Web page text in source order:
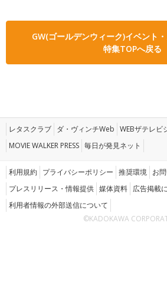
GW(ゴールデンウィーク)イベント
特集TOPへ戻る
レタスクラブ ダ・ヴィンチWeb WEBザテレビ
MOVIE WALKER PRESS 毎日が発見ネット
利用規約 プライバシーポリシー 推奨環境 お
プレスリリース・情報提供 媒体資料 広告掲載
利用者情報の外部送信について
©KADOKAWA